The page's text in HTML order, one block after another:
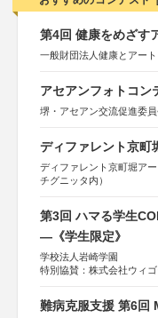
第4回 健康をめざす
一般財団法人健康とアー
アセアンフォトコン
堺・アセアン交流促進委
ディファレント京町
ディファレント京町堀ア
チグニッタ内）
第3回 ハマる学生
―《学生限定》
学校法人岩崎学園
特別協賛：株式会社ウィゴ
難病克服支援 第6回